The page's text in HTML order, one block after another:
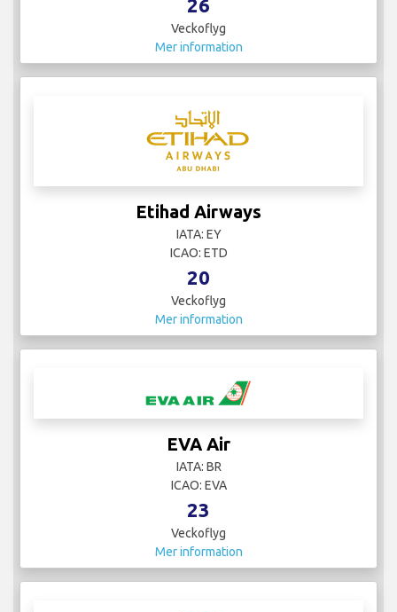
26
Veckoflyg
Mer information
Etihad Airways
IATA: EY
ICAO: ETD
20
Veckoflyg
Mer information
EVA Air
IATA: BR
ICAO: EVA
23
Veckoflyg
Mer information